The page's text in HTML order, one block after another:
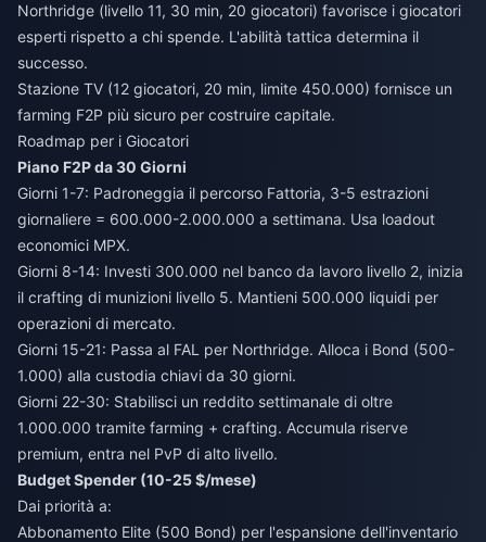
Northridge (livello 11, 30 min, 20 giocatori) favorisce i giocatori
esperti rispetto a chi spende. L'abilità tattica determina il
successo.
Stazione TV (12 giocatori, 20 min, limite 450.000) fornisce un
farming F2P più sicuro per costruire capitale.
Roadmap per i Giocatori
Piano F2P da 30 Giorni
Giorni 1-7: Padroneggia il percorso Fattoria, 3-5 estrazioni
giornaliere = 600.000-2.000.000 a settimana. Usa loadout
economici MPX.
Giorni 8-14: Investi 300.000 nel banco da lavoro livello 2, inizia
il crafting di munizioni livello 5. Mantieni 500.000 liquidi per
operazioni di mercato.
Giorni 15-21: Passa al FAL per Northridge. Alloca i Bond (500-
1.000) alla custodia chiavi da 30 giorni.
Giorni 22-30: Stabilisci un reddito settimanale di oltre
1.000.000 tramite farming + crafting. Accumula riserve
premium, entra nel PvP di alto livello.
Budget Spender (10-25 $/mese)
Dai priorità a:
Abbonamento Elite (500 Bond) per l'espansione dell'inventario